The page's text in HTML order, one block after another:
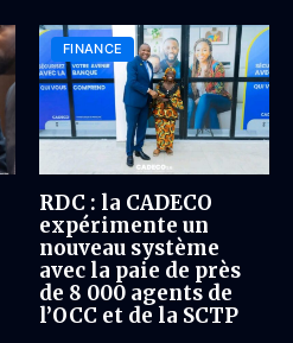
FINANCE
RDC : la CADECO
expérimente un
nouveau système
avec la paie de près
de 8 000 agents de
l’OCC et de la SCTP